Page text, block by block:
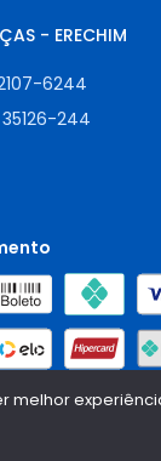
- ERECHIM
6244
244
melhor